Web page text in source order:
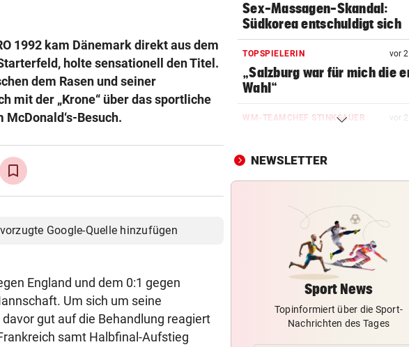
1992 kam Dänemark direkt aus dem
holte sensationell den Titel.
dem Rasen und seiner
mit der „Krone“ über das sportliche
Besuch.
Google-Quelle hinzufügen
England und dem 0:1 gegen
Um sich um seine
gut auf die Behandlung reagiert
samt Halbfinal-Aufstieg
Sex-Massagen-Skandal:
Südkorea entschuldigt sich
TOPSPIELERIN vor
„Salzburg war für mich die
Wahl“
WM-TEAMCHEF STINKSAUER vor
Verräter im Team?
TRAINER ZARIC DEUTLICH vor
Altachern ein Problem
WARTEN AUF DEN SIEG?
GAK-Heimstart: „Qualität
ganz andere!“
DRAMATISCHE VERLETZUNG vor
Bochum-Profi drohte nach
NEWSLETTER
Sport News
Topinformiert über die Sport-
Nachrichten des Tages